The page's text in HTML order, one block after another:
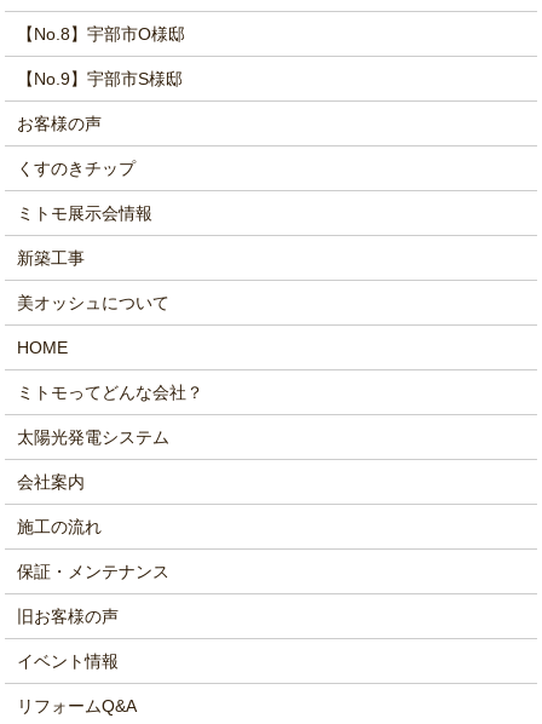
【No.8】宇部市O様邸
【No.9】宇部市S様邸
お客様の声
くすのきチップ
ミトモ展示会情報
新築工事
美オッシュについて
HOME
ミトモってどんな会社？
太陽光発電システム
会社案内
施工の流れ
保証・メンテナンス
旧お客様の声
イベント情報
リフォームQ&A